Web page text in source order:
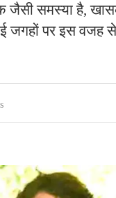
समस्या है,
जगहों पर इस वजह से